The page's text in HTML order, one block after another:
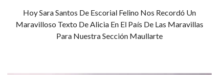
Hoy Sara Santos De Escorial Felino Nos Recordó Un
Maravilloso Texto De Alicia En El País De Las Maravillas
Para Nuestra Sección Maullarte